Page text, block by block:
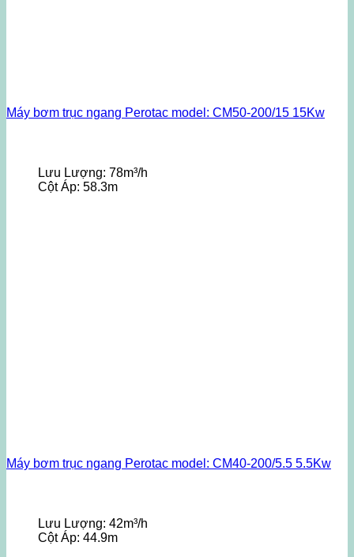
Máy bơm trục ngang Perotac model: CM50-200/15 15Kw
Lưu Lượng: 78m³/h
Cột Áp: 58.3m
Máy bơm trục ngang Perotac model: CM40-200/5.5 5.5Kw
Lưu Lượng: 42m³/h
Cột Áp: 44.9m